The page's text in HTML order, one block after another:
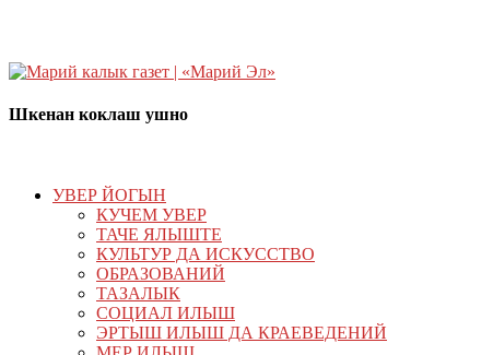
Шкенан коклаш ушно
УВЕР ЙОГЫН
КУЧЕМ УВЕР
ТАЧЕ ЯЛЫШТЕ
КУЛЬТУР ДА ИСКУССТВО
ОБРАЗОВАНИЙ
ТАЗАЛЫК
СОЦИАЛ ИЛЫШ
ЭРТЫШ ИЛЫШ ДА КРАЕВЕДЕНИЙ